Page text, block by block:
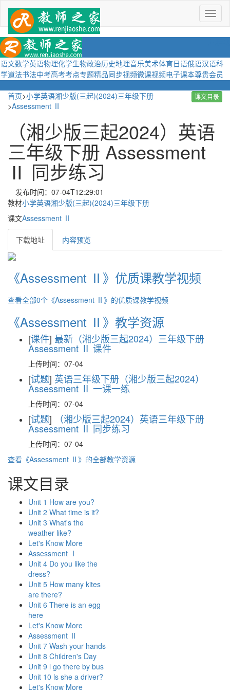
菜
单
语文数学英语物理化学生物政治历史地理音乐美术体育日语俄语汉语科
学道法书法中考高考考点专题精品同步视频微课视频电子课本尊贵会员
课文目录
首页>小学英语湘少版(三起)(2024)三年级下册
>Assessment Ⅱ
（湘少版三起2024）英语
三年级下册 Assessment
Ⅱ 同步练习
发布时间：07-04T12:29:01
教材小学英语湘少版(三起)(2024)三年级下册
课文Assessment Ⅱ
下载地址 内容预览
《Assessment Ⅱ》优质课教学视频
查看全部0个《Assessment Ⅱ》的优质课教学视频
《Assessment Ⅱ》教学资源
[课件] 最新（湘少版三起2024）三年级下册
Assessment Ⅱ 课件
上传时间：07-04
[试题] 英语三年级下册（湘少版三起2024）
Assessment Ⅱ 一课一练
上传时间：07-04
[试题] （湘少版三起2024）英语三年级下册
Assessment Ⅱ 同步练习
上传时间：07-04
查看《Assessment Ⅱ》的全部教学资源
课文目录
Unit 1 How are you?
Unit 2 What time is it?
Unit 3 What's the
weather like?
Let's Know More
Assessment Ⅰ
Unit 4 Do you like the
dress?
Unit 5 How many kites
are there?
Unit 6 There is an egg
here
Let's Know More
Assessment Ⅱ
Unit 7 Wash your hands
Unit 8 Children's Day
Unit 9 l go there by bus
Unit 10 ls she a driver?
Let's Know More